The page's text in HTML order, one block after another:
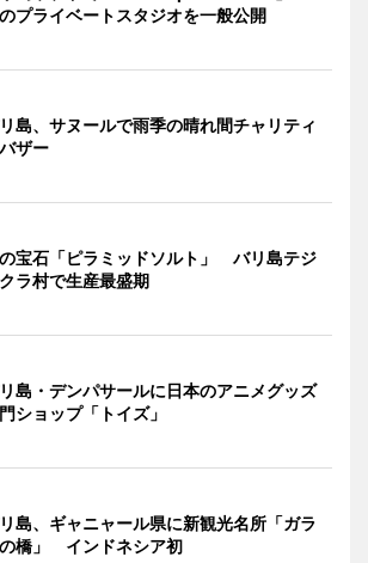
プライベートスタジオを一般公開
島、サヌールで雨季の晴れ間チャリティ
ザー
宝石「ピラミッドソルト」 バリ島テジ
ラ村で生産最盛期
島・デンパサールに日本のアニメグッズ
ショップ「トイズ」
島、ギャニャール県に新観光名所「ガラ
橋」 インドネシア初